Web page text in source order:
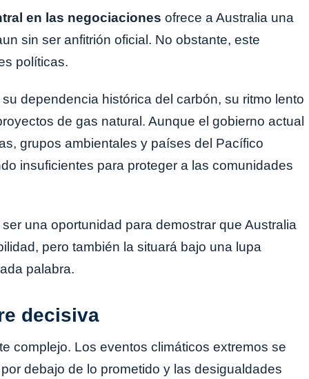
en las negociaciones ofrece a Australia una
sin ser anfitrión oficial. No obstante, este
políticas.
dependencia histórica del carbón, su ritmo lento
de gas natural. Aunque el gobierno actual
grupos ambientales y países del Pacífico
insuficientes para proteger a las comunidades
una oportunidad para demostrar que Australia
pero también la situará bajo una lupa
palabra.
decisiva
complejo. Los eventos climáticos extremos se
debajo de lo prometido y las desigualdades